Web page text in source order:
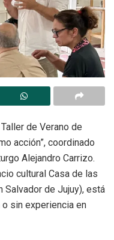
de Verano de
acción”, coordinado
Alejandro Carrizo.
cultural Casa de las
Salvador de Jujuy), está
sin experiencia en